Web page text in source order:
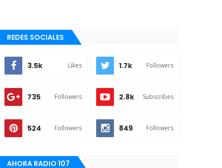
REDES SOCIALES
3.5k Likes 1.7k Followers
735 Followers 2.8k Subscribes
524 Followers 849 Followers
AHORA RADIO 107